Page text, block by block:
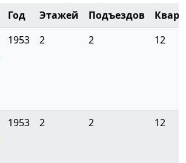
Год Этажей Подъездов
1953 2 2 12
1953 2 2 12